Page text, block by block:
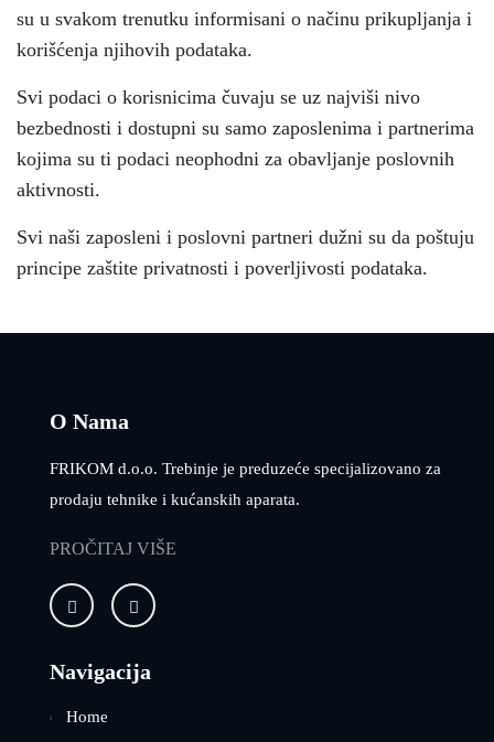
su u svakom trenutku informisani o načinu prikupljanja i
korišćenja njihovih podataka.
Svi podaci o korisnicima čuvaju se uz najviši nivo
bezbednosti i dostupni su samo zaposlenima i partnerima
kojima su ti podaci neophodni za obavljanje poslovnih
aktivnosti.
Svi naši zaposleni i poslovni partneri dužni su da poštuju
principe zaštite privatnosti i poverljivosti podataka.
O Nama
FRIKOM d.o.o. Trebinje je preduzeće specijalizovano za
prodaju tehnike i kućanskih aparata.
PROČITAJ VIŠE
Navigacija
Home